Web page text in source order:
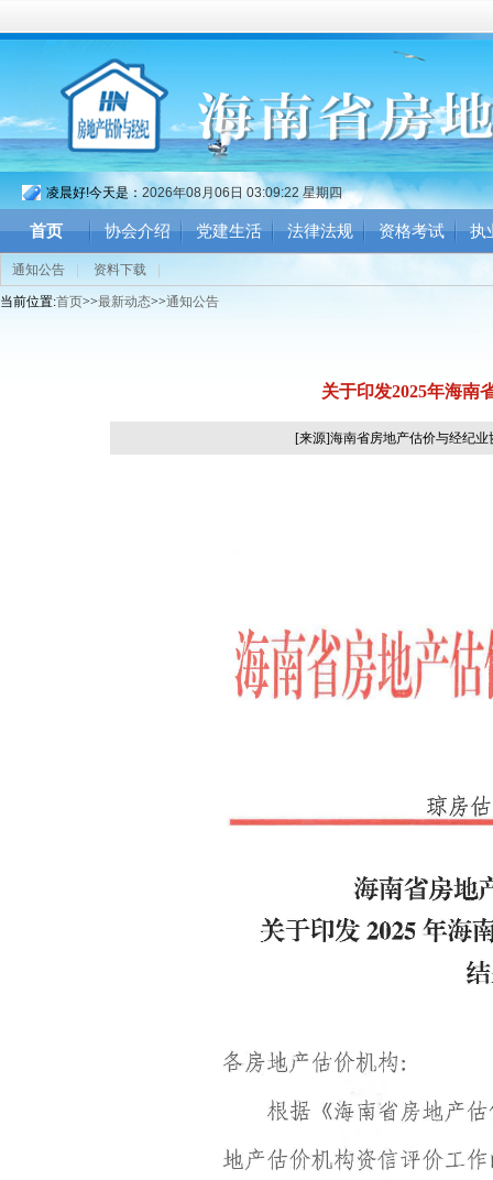
凌晨好!今天是： 2026年08月06日 03:09:23 星期四
首页 协会介绍 党建生活 法律法规 资格考试 执
通知公告 资料下载
当前位置:首页>>最新动态>>通知公告
关于印发2025年海南
[来源]海南省房地产估价与经纪